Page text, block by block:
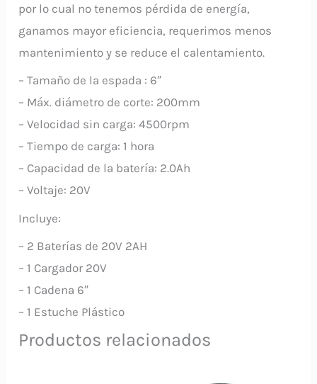
por lo cual no tenemos pérdida de energía,
ganamos mayor eficiencia, requerimos menos
mantenimiento y se reduce el calentamiento.
– Tamaño de la espada : 6″
– Máx. diámetro de corte: 200mm
– Velocidad sin carga: 4500rpm
– Tiempo de carga: 1 hora
– Capacidad de la batería: 2.0Ah
– Voltaje: 20V
Incluye:
– 2 Baterías de 20V 2AH
– 1 Cargador 20V
– 1 Cadena 6″
– 1 Estuche Plástico
Productos relacionados